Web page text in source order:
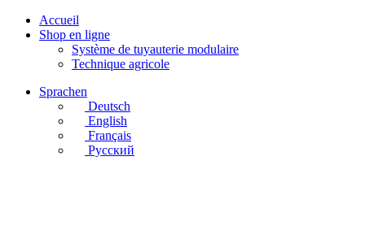
Accueil
Shop en ligne
Système de tuyauterie modulaire
Technique agricole
Sprachen
Deutsch
English
Français
Русский